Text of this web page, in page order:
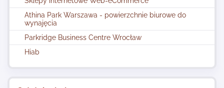
Athina Park Warszawa - powierzchnie biurowe do
wynajęcia
Parkridge Business Centre Wrocław
Hiab